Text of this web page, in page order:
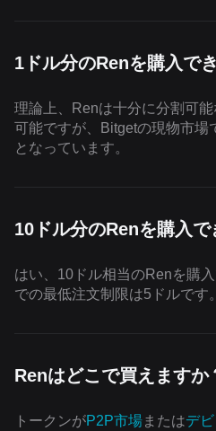
1ドル分のRenを購入で
理論上、Renは十分に分割可
可能ですが、Bitgetの現物市場
となっています。
10ドル分のRenを購入で
はい、10ドル相当のRenを購
での最低注文制限は5ドルです。
Renはどこで買えますか
トークンがP2P市場またはデ